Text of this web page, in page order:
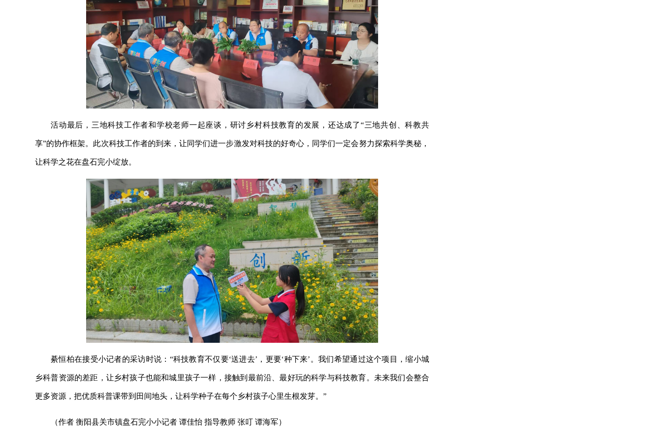
活动最后，三地科技工作者和学校老师一起座谈，研讨乡村科技教育的发展，还达成了“三地共创、科教共
享”的协作框架。此次科技工作者的到来，让同学们进一步激发对科技的好奇心，同学们一定会努力探索科学奥秘，
让科学之花在盘石完小绽放。
綦恒柏在接受小记者的采访时说：“科技教育不仅要‘送进去’，更要‘种下来’。我们希望通过这个项目，缩小城
乡科普资源的差距，让乡村孩子也能和城里孩子一样，接触到最前沿、最好玩的科学与科技教育。未来我们会整合
更多资源，把优质科普课带到田间地头，让科学种子在每个乡村孩子心里生根发芽。”
（作者 衡阳县关市镇盘石完小小记者 谭佳怡 指导教师 张叮 谭海军）